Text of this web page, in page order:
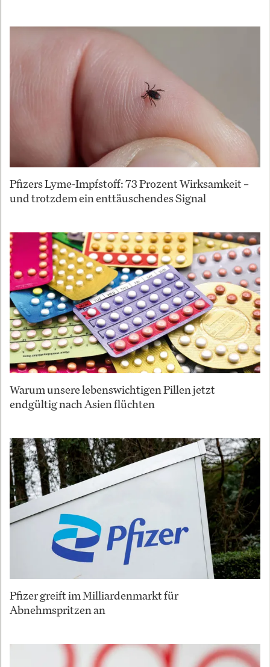
Pfizers Lyme-Impfstoff: 73 Prozent Wirksamkeit –
und trotzdem ein enttäuschendes Signal
Warum unsere lebenswichtigen Pillen jetzt
endgültig nach Asien flüchten
Pfizer greift im Milliardenmarkt für
Abnehmspritzen an